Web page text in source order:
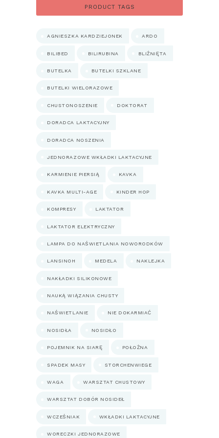
PRODUCT TAGS
AGNIESZKA KARDZIEJONEK ARDO
BILIBED BILIRUBINA BLIŹNIĘTA
BUTELKA BUTELKI SZKLANE
BUTELKI WIELORAZOWE
CHUSTONOSZENIE DOKTORAT
DORADCA LAKTACYJNY
DORADCA NOSZENIA
JEDNORAZOWE WKŁADKI LAKTACYJNE
KARMIENIE PIERSIĄ KAVKA
KAVKA MULTI-AGE KINDER HOP
KOMPRESY LAKTATOR
LAKTATOR ELEKTRYCZNY
LAMPA DO NAŚWIETLANIA NOWORODKÓW
LANSINOH MEDELA NAKLEJKA
NAKŁADKI SILIKONOWE
NAUKĄ WIĄZANIA CHUSTY
NAŚWIETLANIE NIE DOKARMIAĆ
NOSIDŁA NOSIDŁO
POJEMNIK NA SIARĘ POŁOŻNA
SPADEK MASY STORCHENWIEGE
WAGA WARSZTAT CHUSTOWY
WARSZTAT DOBÓR NOSIDEŁ
WCZEŚNIAK WKŁADKI LAKTACYJNE
WORECZKI JEDNORAZOWE